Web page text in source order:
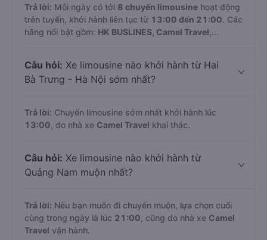
Trả lời: Mỗi ngày có tới 8 chuyến limousine hoạt động
trên tuyến, khởi hành liên tục từ 13:00 đến 21:00. Các
hãng nổi bật gồm: HK BUSLINES, Camel Travel ,...
Câu hỏi: Xe limousine nào khởi hành từ Hai
Bà Trưng - Hà Nội sớm nhất?
Trả lời: Chuyến limousine sớm nhất khởi hành lúc
13:00 , do nhà xe Camel Travel khai thác.
Câu hỏi: Xe limousine nào khởi hành từ
Quảng Nam muộn nhất?
Trả lời: Nếu bạn muốn đi chuyến muộn, lựa chọn cuối
cùng trong ngày là lúc 21:00 , cũng do nhà xe Camel
Travel vận hành.